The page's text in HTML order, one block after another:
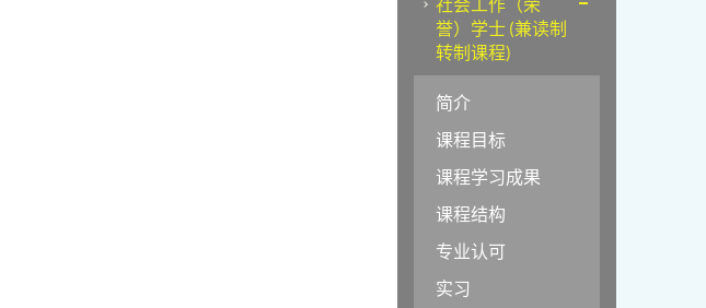
誉）学士 (兼读制
转制课程)
简介
课程目标
课程学习成果
课程结构
专业认可
实习